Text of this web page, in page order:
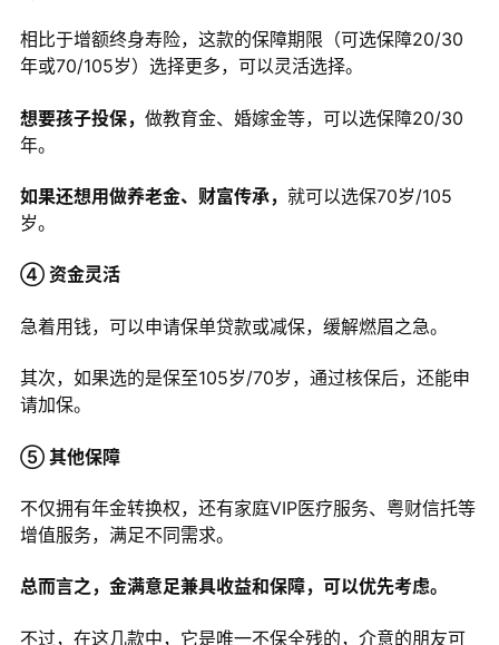
相比于增额终身寿险，这款的保障期限（可选保障20/30
年或70/105岁）选择更多，可以灵活选择。
想要孩子投保， 做教育金、婚嫁金等，可以选保障20/30
年。
如果还想用做养老金、财富传承， 就可以选保70岁/105
岁。
④ 资金灵活
急着用钱，可以申请保单贷款或减保，缓解燃眉之急。
其次，如果选的是保至105岁/70岁，通过核保后，还能申
请加保。
⑤ 其他保障
不仅拥有年金转换权，还有家庭VIP医疗服务、粤财信托等
增值服务，满足不同需求。
总而言之，金满意足兼具收益和保障，可以优先考虑。
不过，在这几款中，它是唯一不保全残的，介意的朋友可